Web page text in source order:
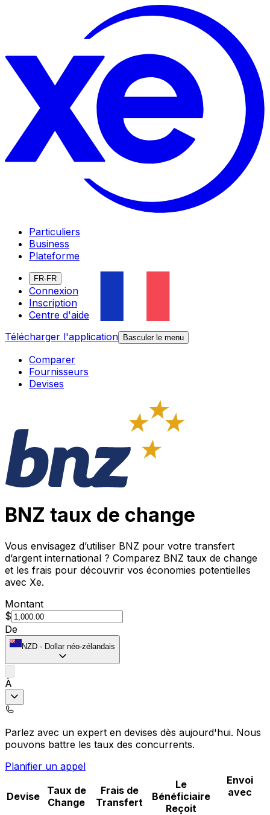
Particuliers
Business
Plateforme
FR-FR
Connexion
Inscription
Centre d'aide
Télécharger l'application
Basculer le menu
Comparer
Fournisseurs
Devises
BNZ taux de change
Vous envisagez d’utiliser BNZ pour votre transfert
d’argent international ? Comparez BNZ taux de change
et les frais pour découvrir vos économies potentielles
avec Xe.
Montant
$
De
NZD - Dollar néo-zélandais
À
Parlez avec un expert en devises dès aujourd'hui. Nous
pouvons battre les taux des concurrents.
Planifier un appel
Devise
Taux de
Change
Frais de
Transfert
Le
Bénéficiaire
Reçoit
Envoi
avec